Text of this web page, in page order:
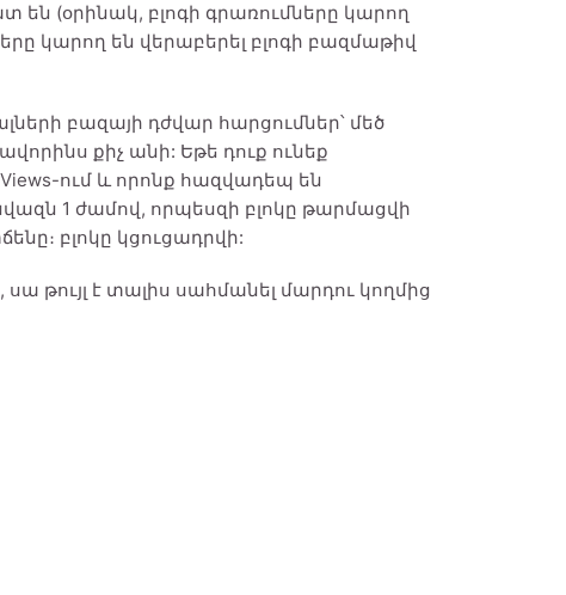
են (օրինակ, բլոգի գրառումները կարող
կարող են վերաբերել բլոգի բազմաթիվ
բազայի դժվար հարցումներ՝ մեծ
քիչ անի: Եթե ​​դուք ունեք
Views-ում և որոնք հազվադեպ են
1 ժամով, որպեսզի բլոկը թարմացվի
բլոկը կցուցադրվի:
թույլ է տալիս սահմանել մարդու կողմից